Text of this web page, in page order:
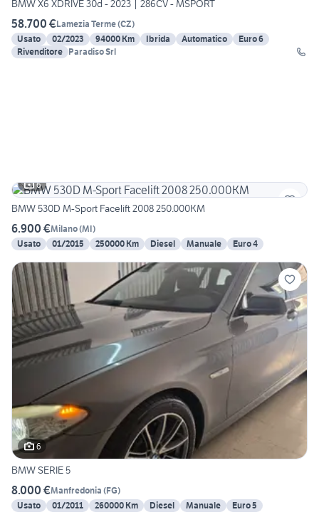
BMW X6 XDRIVE 30d - 2023 | 286CV - MSPORT
58.700 €Lamezia Terme(CZ)
Usato
02/2023 94000 Km Ibrida Automatico
Euro 6
Rivenditore Paradiso Srl
6
BMW 530D M-Sport Facelift 2008 250.000KM
6.900 €Milano(MI)
Usato
01/2015 250000 Km Diesel Manuale Euro 4
6
BMW SERIE 5
8.000 €Manfredonia (FG)
Usato
01/2011 260000 Km Diesel Manuale Euro 5